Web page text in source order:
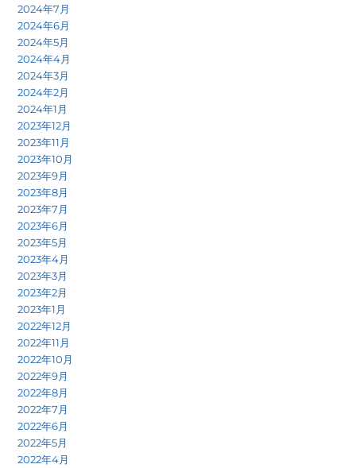
2024年7月
2024年6月
2024年5月
2024年4月
2024年3月
2024年2月
2024年1月
2023年12月
2023年11月
2023年10月
2023年9月
2023年8月
2023年7月
2023年6月
2023年5月
2023年4月
2023年3月
2023年2月
2023年1月
2022年12月
2022年11月
2022年10月
2022年9月
2022年8月
2022年7月
2022年6月
2022年5月
2022年4月